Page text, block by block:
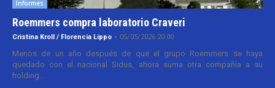
Informes
Roemmers compra laboratorio Craveri
Cristina Kroll / Florencia Lippo - 05/05/2026 20:00
Menos de un año después de que el grupo Roemmers se haya
quedado con el nacional Sidus, ahora suma otra compañía a su
holding....